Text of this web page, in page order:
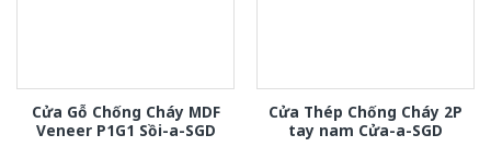
Cửa Gỗ Chống Cháy MDF
Veneer P1G1 Sồi-a-SGD
Cửa Thép Chống Cháy 2P
tay nam Cửa-a-SGD